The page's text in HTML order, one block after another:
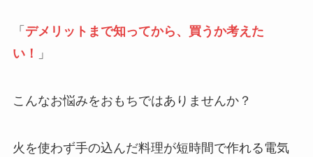
「 デメリットまで知ってから、買うか考えた
い！
」
こんなお悩みをおもちではありませんか？
火を使わず手の込んだ料理が短時間で作れる電気